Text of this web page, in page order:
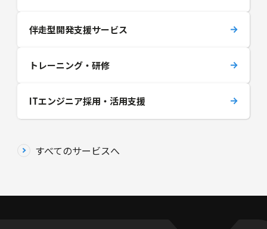
伴走型開発支援サービス
トレーニング・研修
ITエンジニア採用・活用支援
すべてのサービスへ